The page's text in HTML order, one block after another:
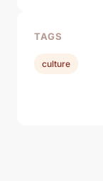
TAGS
culture